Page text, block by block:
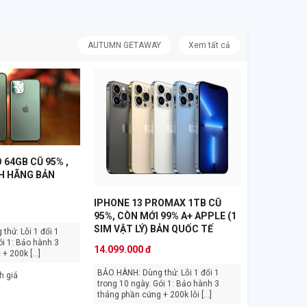
AUTUMN GETAWAY Xem tất cả
64GB CŨ 95% ,
HÃNG BẢN
200k [...]
giá
IPHONE 13 PROMAX 1TB CŨ
95%, CÒN MỚI 99% A+ APPLE (1
SIM VẬT LÝ) BẢN QUỐC TẾ
14.099.000 đ
BẢO HÀNH: Dùng thử: Lỗi 1 đổi 1
trong 10 ngày. Gói 1: Bảo hành 3
tháng phần cứng + 200k lỗi [...]